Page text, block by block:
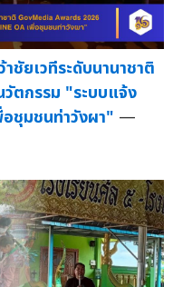
ชัยเวทีระดับนานาชาติ
ตกรรม "ระบบแจ้ง
ชุมชนท่าวังผา" —